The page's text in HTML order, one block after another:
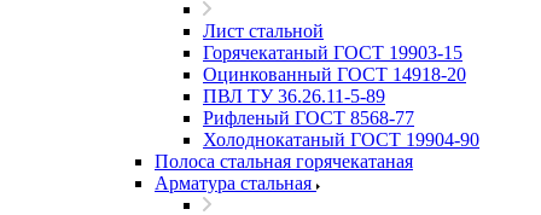
Лист стальной
Горячекатаный ГОСТ 19903-15
Оцинкованный ГОСТ 14918-20
ПВЛ ТУ 36.26.11-5-89
Рифленый ГОСТ 8568-77
Холоднокатаный ГОСТ 19904-90
Полоса стальная горячекатаная
Арматура стальная